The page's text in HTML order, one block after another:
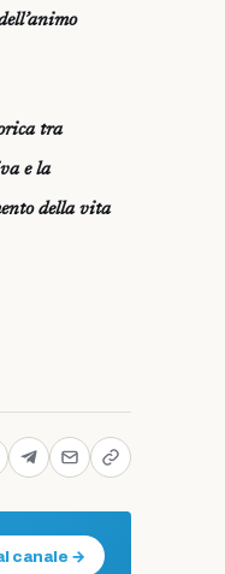
tra
e la
della vita
canale →